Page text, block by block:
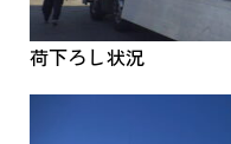
荷下ろし状況